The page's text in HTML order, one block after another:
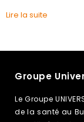
Lire la suite
Groupe
Le Groupe
de la santé au